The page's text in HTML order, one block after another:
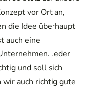
vor Ort an,
die Idee überhaupt
auch eine
Jeder
und soll sich
auch richtig gute